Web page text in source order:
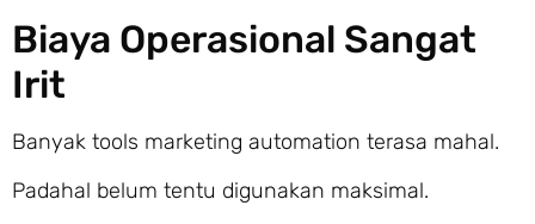
Biaya Operasional Sangat
Irit
Banyak tools marketing automation terasa mahal.
Padahal belum tentu digunakan maksimal.